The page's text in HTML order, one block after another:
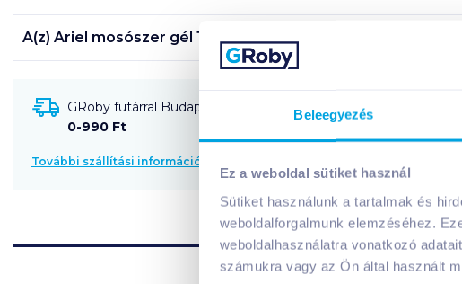
Beleegyezés
Ez a weboldal sütiket használ
Sütiket használunk a tartalmak és
weboldalforgalmunk elemzéséhez.
weboldalhasználatra vonatkozó
számukra vagy az Ön által használt
A(z) Ariel mosószer gél 1,8 l mountain spring 40 mosás
GRoby futárral Budapestre és környékére szállítható
0-990 Ft
További szállítási információk